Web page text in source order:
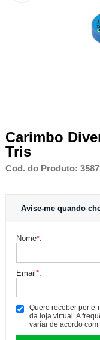
Carimbo
Tris
Cod. do Produto:
Avise-me quando
Nome*:
Email*:
Quero receber por
da loja virtual. A
variar de acordo